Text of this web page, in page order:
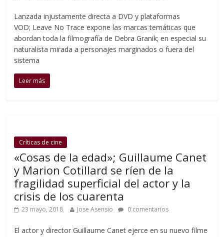
Lanzada injustamente directa a DVD y plataformas
VOD; Leave No Trace expone las marcas temáticas que
abordan toda la filmografía de Debra Granik; en especial su
naturalista mirada a personajes marginados o fuera del
sistema
Leer más
Críticas de cine
«Cosas de la edad»; Guillaume Canet
y Marion Cotillard se ríen de la
fragilidad superficial del actor y la
crisis de los cuarenta
23 mayo, 2018 Jose Asensio 0 comentarios
El actor y director Guillaume Canet ejerce en su nuevo filme